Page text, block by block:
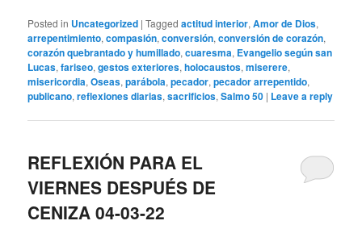
Posted in Uncategorized |Tagged actitud interior,Amor de Dios,
arrepentimiento,compasión,conversión,conversión de corazón,
corazón quebrantado y humillado,cuaresma, Evangelio según san
Lucas,fariseo,gestos exteriores,holocaustos,miserere,
misericordia,Oseas,parábola,pecador,pecador arrepentido,
publicano,reflexiones diarias,sacrificios,Salmo 50 | Leave a reply
REFLEXIÓN PARA EL
VIERNES DESPUÉS DE
CENIZA 04-03-22